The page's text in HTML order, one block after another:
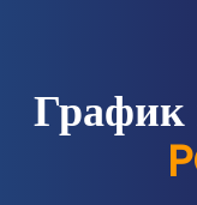
График